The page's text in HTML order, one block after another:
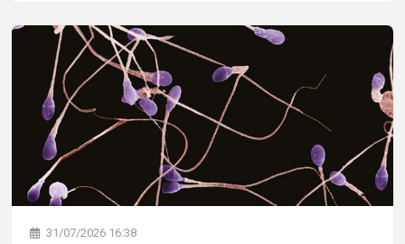
31/07/2026 16:38